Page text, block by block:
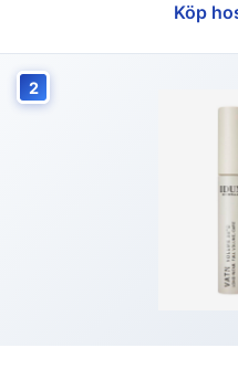
Köp
2